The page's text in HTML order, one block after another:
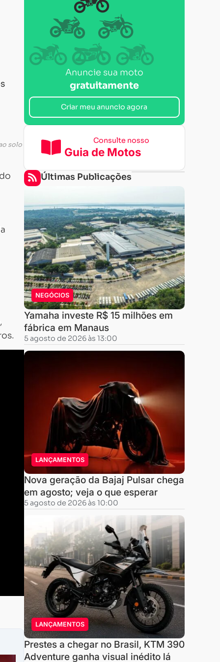
solo
Anuncie sua moto
gratuitamente
Criar meu anuncio agora
Consulte nosso
Guia de Motos
Últimas Publicações
NEGÓCIOS
Yamaha investe R$ 15 milhões em
fábrica em Manaus
5 agosto de 2026 às 13:00
LANÇAMENTOS
Nova geração da Bajaj Pulsar chega
em agosto; veja o que esperar
5 agosto de 2026 às 10:00
LANÇAMENTOS
Prestes a chegar no Brasil, KTM 390
Adventure ganha visual inédito lá